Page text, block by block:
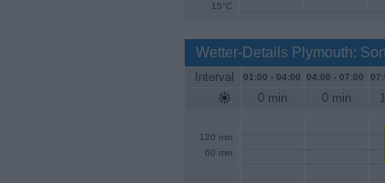
15°C
Wetter-Details Plymouth:
Interval 01:00 - 04:00 04:00 - 07:00
0 min 0 min
60 min
120 min